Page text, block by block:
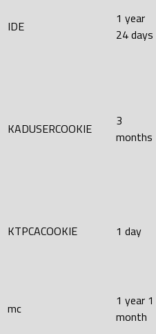
IDE
1 year
24 days
KADUSERCOOKIE
3
months
KTPCACOOKIE 1 day
mc
1 year 1
month